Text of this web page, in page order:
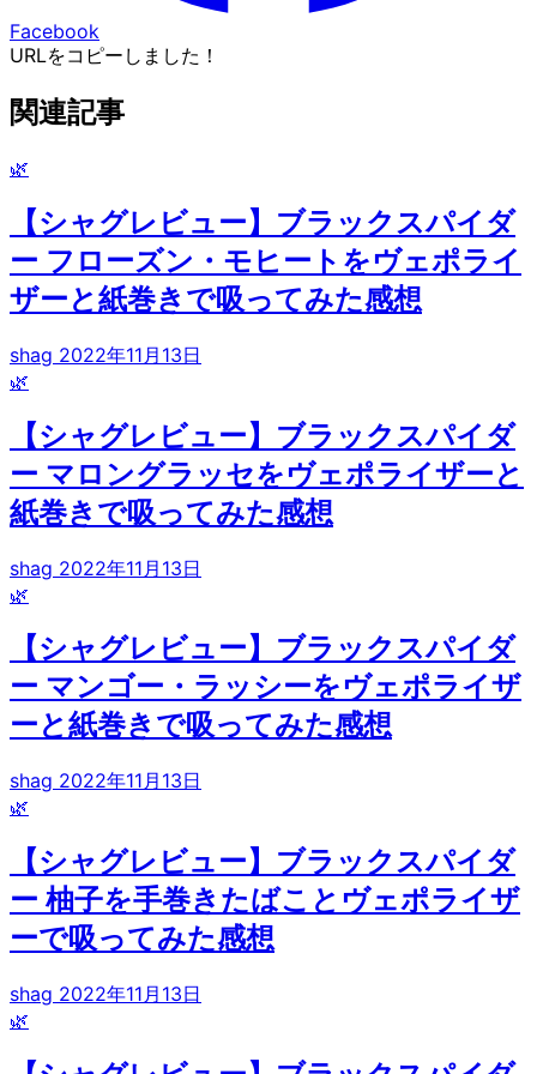
Facebook
URLをコピーしました！
関連記事
🌿
【シャグレビュー】ブラックスパイダ
ー フローズン・モヒートをヴェポライ
ザーと紙巻きで吸ってみた感想
shag 2022年11月13日
🌿
【シャグレビュー】ブラックスパイダ
ー マロングラッセをヴェポライザーと
紙巻きで吸ってみた感想
shag 2022年11月13日
🌿
【シャグレビュー】ブラックスパイダ
ー マンゴー・ラッシーをヴェポライザ
ーと紙巻きで吸ってみた感想
shag 2022年11月13日
🌿
【シャグレビュー】ブラックスパイダ
ー 柚子を手巻きたばことヴェポライザ
ーで吸ってみた感想
shag 2022年11月13日
🌿